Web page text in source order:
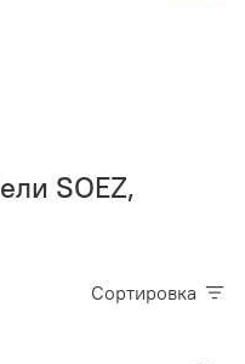
SOEZ,
Сортировка